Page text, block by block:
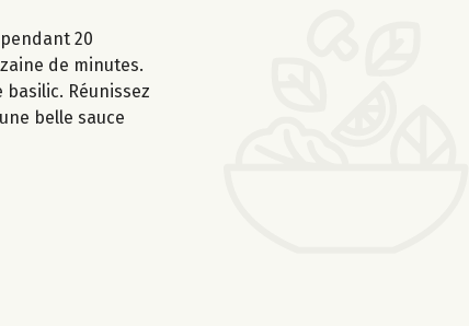
20
de minutes.
Réunissez
belle sauce